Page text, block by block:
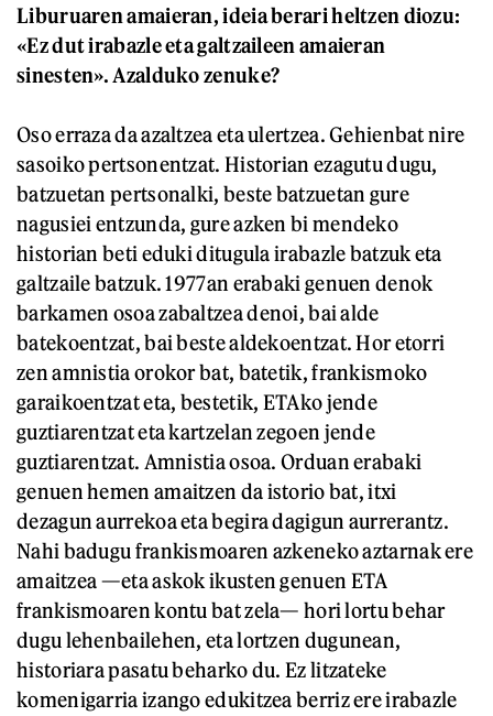
Liburuaren amaieran, ideia berari heltzen diozu:
«Ez dut irabazle eta galtzaileen amaieran
sinesten». Azalduko zenuke?
Oso erraza da azaltzea eta ulertzea. Gehienbat nire
sasoiko pertsonentzat. Historian ezagutu dugu,
batzuetan pertsonalki, beste batzuetan gure
nagusiei entzunda, gure azken bi mendeko
historian beti eduki ditugula irabazle batzuk eta
galtzaile batzuk. 1977an erabaki genuen denok
barkamen osoa zabaltzea denoi, bai alde
batekoentzat, bai beste aldekoentzat. Hor etorri
zen amnistia orokor bat, batetik, frankismoko
garaikoentzat eta, bestetik, ETAko jende
guztiarentzat eta kartzelan zegoen jende
guztiarentzat. Amnistia osoa. Orduan erabaki
genuen hemen amaitzen da istorio bat, itxi
dezagun aurrekoa eta begira dagigun aurrerantz.
Nahi badugu frankismoaren azkeneko aztarnak ere
amaitzea —eta askok ikusten genuen ETA
frankismoaren kontu bat zela— hori lortu behar
dugu lehenbailehen, eta lortzen dugunean,
historiara pasatu beharko du. Ez litzateke
komenigarria izango edukitzea berriz ere irabazle